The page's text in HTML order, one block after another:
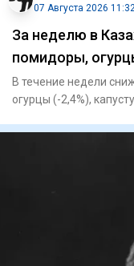
07 Августа 2026
За неделю в
помидоры,
В течение недели
огурцы (-2,4%),